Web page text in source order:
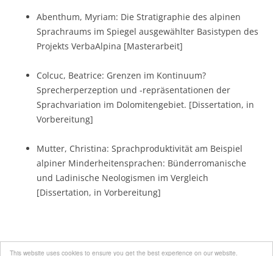
This website uses cookies to ensure you get the best experience on our website.
Abenthum, Myriam: Die Stratigraphie des alpinen
Sprachraums im Spiegel ausgewählter Basistypen des
Projekts VerbaAlpina [Masterarbeit]
Colcuc, Beatrice: Grenzen im Kontinuum?
Sprecherperzeption und -repräsentationen der
Sprachvariation im Dolomitengebiet. [Dissertation, in
Vorbereitung]
Mutter, Christina: Sprachproduktivität am Beispiel
alpiner Minderheitensprachen: Bünderromanische
und Ladinische Neologismen im Vergleich
[Dissertation, in Vorbereitung]